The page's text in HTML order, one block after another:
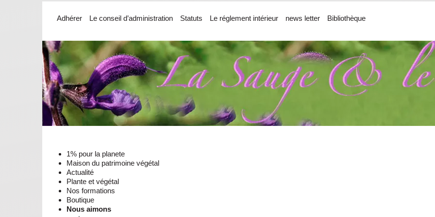
Adhérer Le conseil d’administration Statuts Le réglement intérieur news letter Bibliothèque
1% pour la planete
Maison du patrimoine végétal
Actualité
Plante et végétal
Nos formations
Boutique
Nous aimons